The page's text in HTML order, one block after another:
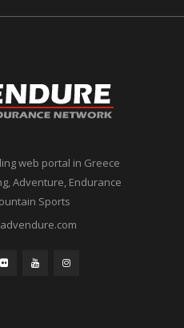
web portal in Greece
Adventure, Endurance
Sports